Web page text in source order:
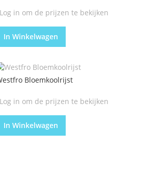
Log in om de prijzen te bekijken
In Winkelwagen
Bloemkoolrijst
Log in om de prijzen te bekijken
In Winkelwagen